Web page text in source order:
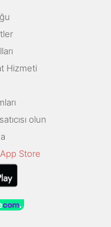
Hizmeti
olun